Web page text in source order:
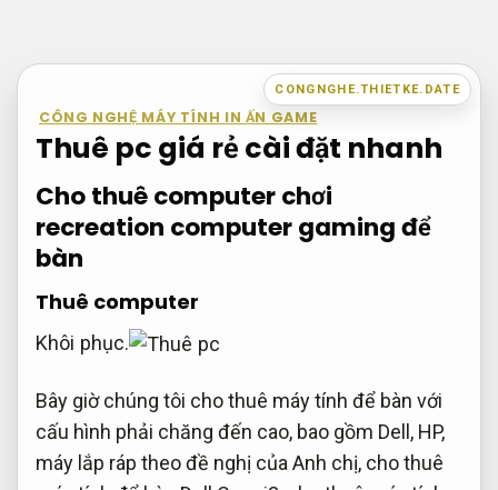
nội
dung
CONGNGHE.THIETKE.DATE
CÔNG NGHỆ MÁY TÍNH IN ẤN GAME
Thuê pc giá rẻ cài đặt nhanh
Cho thuê computer chơi
recreation computer gaming để
bàn
Thuê computer
Khôi phục.
Bây giờ chúng tôi cho thuê máy tính để bàn với
cấu hình phải chăng đến cao, bao gồm Dell, HP,
máy lắp ráp theo đề nghị của Anh chị, cho thuê